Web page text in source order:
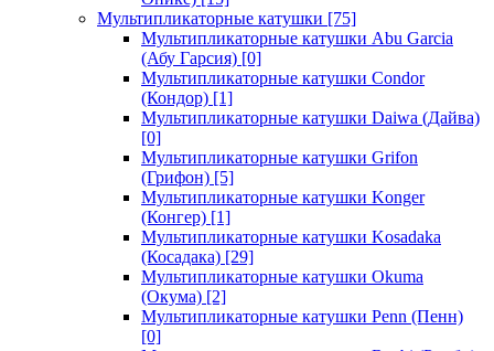
Мультипликаторные катушки [75]
Мультипликаторные катушки Abu Garcia
(Абу Гарсия) [0]
Мультипликаторные катушки Condor
(Кондор) [1]
Мультипликаторные катушки Daiwa (Дайва)
[0]
Мультипликаторные катушки Grifon
(Грифон) [5]
Мультипликаторные катушки Konger
(Конгер) [1]
Мультипликаторные катушки Kosadaka
(Косадака) [29]
Мультипликаторные катушки Okuma
(Окума) [2]
Мультипликаторные катушки Penn (Пенн)
[0]